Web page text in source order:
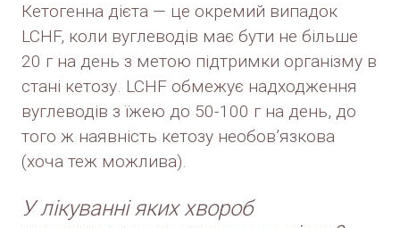
Кетогенна дієта — це окремий випадок
LCHF, коли вуглеводів має бути не більше
20 г на день з метою підтримки організму в
стані кетозу. LCHF обмежує надходження
вуглеводів з їжею до 50-100 г на день, до
того ж наявність кетозу необов’язкова
(хоча теж можлива).
У лікуванні яких хвороб